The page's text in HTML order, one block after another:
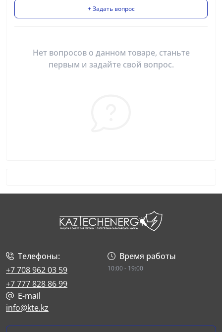
+ Задать вопрос
Нет вопросов о данном товаре, станьте
первым и задайте свой вопрос.
Телефоны:
+7 708 962 03 59
+7 777 828 86 99
Время работы
10:00 - 19:00
E-mail
info@kte.kz